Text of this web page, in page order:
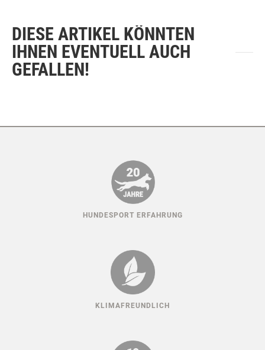
DIESE ARTIKEL KÖNNTEN
IHNEN EVENTUELL AUCH
GEFALLEN!